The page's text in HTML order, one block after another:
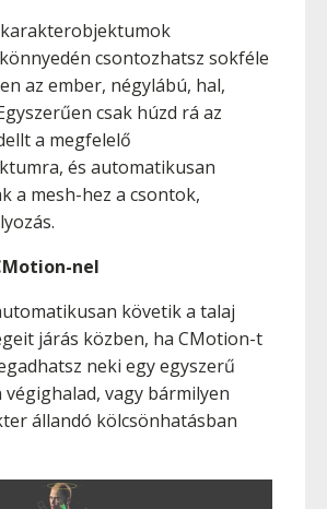
csontozhatsz sokféle
az ember, négylábú, hal,
csak húzd rá az
a megfelelő
és automatikusan
a mesh-hez a csontok,
nel
követik a talaj
járás közben, ha CMotion-t
neki egy egyszerű
vagy bármilyen
állandó kölcsönhatásban